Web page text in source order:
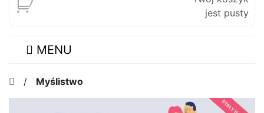
jest pusty
MENU
/ Myślistwo